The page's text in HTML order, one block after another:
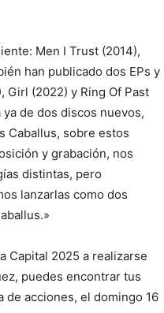
Men I Trust (2014),
han publicado dos EPs y
Girl (2022) y Ring Of Past
de dos discos nuevos,
Caballus, sobre estos
y grabación, nos
distintas, pero
lanzarlas como dos
Capital 2025 a realizarse
puedes encontrar tus
acciones, el domingo 16